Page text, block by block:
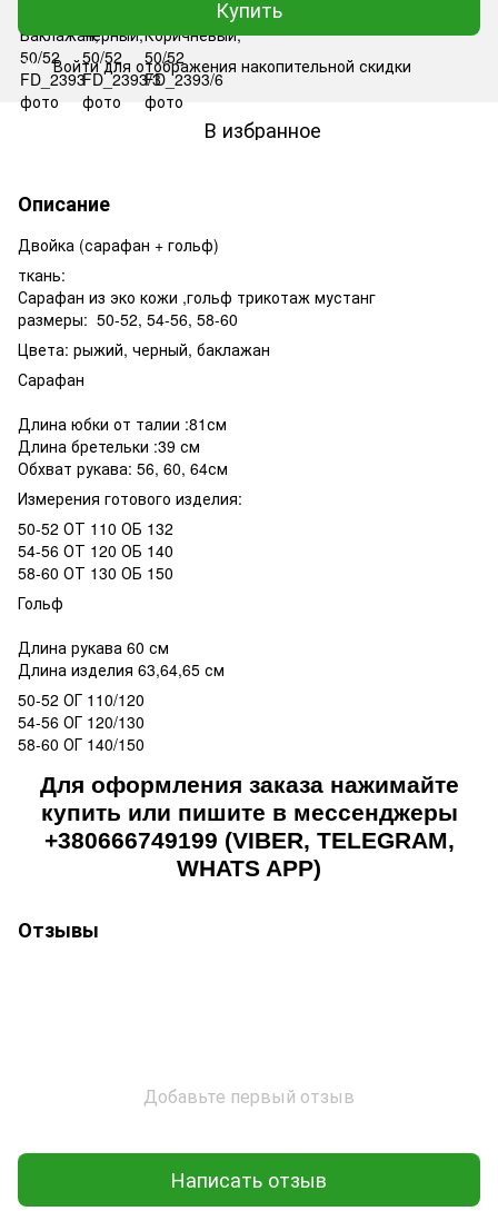
Купить
% Войтидля отображения накопительной скидки
В избранное
Описание
Двойка (сарафан + гольф)
ткань:
Сарафан из эко кожи ,гольф трикотаж мустанг
размеры: 50-52, 54-56, 58-60
Цвета: рыжий, черный, баклажан
Сарафан
Длина юбки от талии :81см
Длина бретельки :39 см
Обхват рукава: 56, 60, 64см
Измерения готового изделия:
50-52 ОТ 110 ОБ 132
54-56 ОТ 120 ОБ 140
58-60 ОТ 130 ОБ 150
Гольф
Длина рукава 60 см
Длина изделия 63,64,65 см
50-52 ОГ 110/120
54-56 ОГ 120/130
58-60 ОГ 140/150
Для оформления заказа нажимайте
купить или пишите в мессенджеры
+380666749199 (VIBER, TELEGRAM,
WHATS APP)
Отзывы
Добавьте первый отзыв
Написать отзыв